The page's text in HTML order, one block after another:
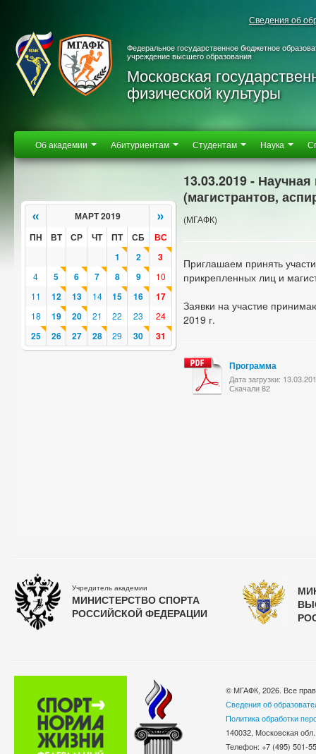
Сведения об
Федеральное государственное бюджетное
учреждение высшего образования
Московская
физической культуры
Об академии Абитуриентам Студентам Наука
« МАРТ 2019 »
ПН ВТ СР ЧТ ПТ СБ
ВС
1
2 3
4 5 6 7 8 9
10
11
12 13 14 15 16 17
18 19 20 21 22 23 24
25 26 27 28 29 30 31
13.03.2019 -
(магистрантов,
(МГАФК)
Приглашаем принять
прикрепленных лиц и
Заявки на участие
2019 г.
Программа
Дата загрузки:
Скачали 82
Учредитель академии
МИНИСТЕРСТВО СПОРТА
РОССИЙСКОЙ ФЕДЕРАЦИИ
© МГАФК, 2026. Все
Сведения об
Политика обработки
140032, Московская
Телефон: +7 (495)